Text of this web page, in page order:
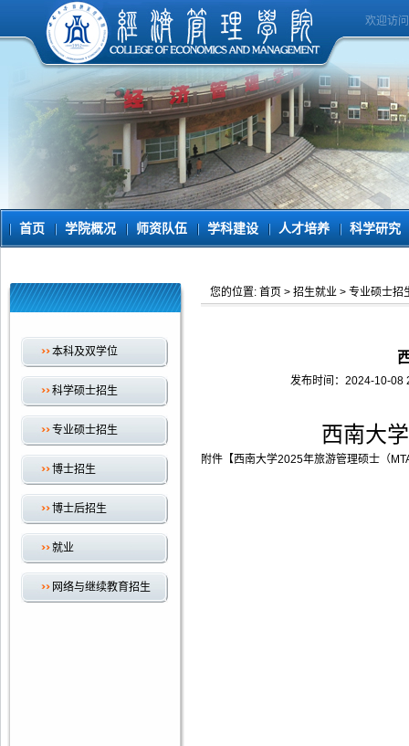
欢迎访
首页 学院概况 师资队伍 学科建设 人才培养 科学研究
本科及双学位
科学硕士招生
专业硕士招生
博士招生
博士后招生
就业
网络与继续教育招生
您的位置: 首页 > 招生就业 > 专业硕士招
发布时间：2024-10-
西南大
附件【西南大学2025年旅游管理硕士（